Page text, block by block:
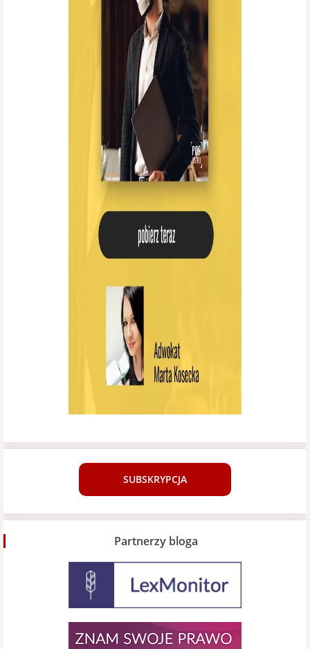
SUBSKRYPCJA
Partnerzy bloga